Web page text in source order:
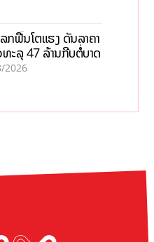
ລກຟື້ນໂຕແຮງ ດັນລາຄາ
ທະລຸ 47 ລ້ານກີບຕໍ່ບາດ
2026